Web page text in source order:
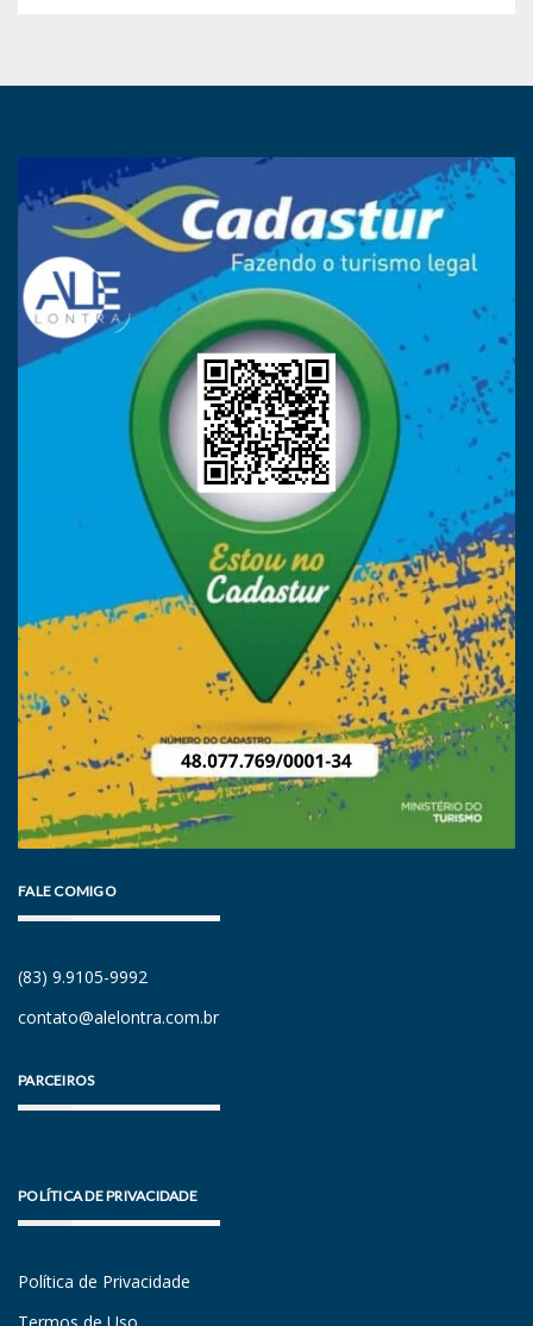
FALE COMIGO
(83) 9.9105-9992
contato@alelontra.com.br
PARCEIROS
POLÍTICA DE PRIVACIDADE
Política de Privacidade
Termos de Uso